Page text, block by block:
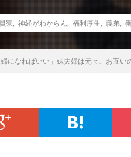
寮 神経がわからん 福利厚生 義弟
婦になればいい」妹夫婦は元々、お互